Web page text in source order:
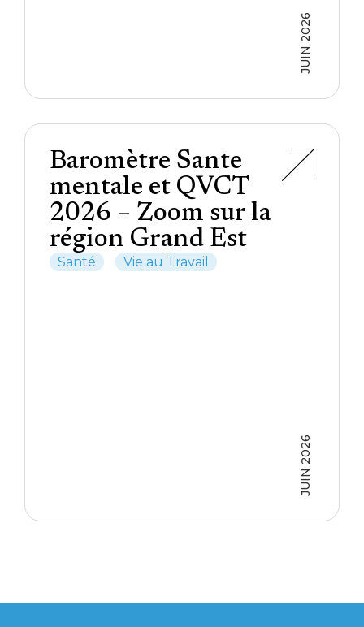
JUIN 2026
Baromètre Sante
mentale et QVCT
2026 – Zoom sur la
région Grand Est
Santé Vie au Travail
JUIN 2026